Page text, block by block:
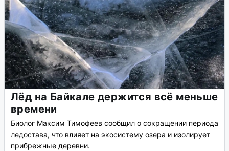
Лёд на Байкале держится всё меньше
времени
Биолог Максим Тимофеев сообщил о сокращении периода
ледостава, что влияет на экосистему озера и изолирует
прибрежные деревни.